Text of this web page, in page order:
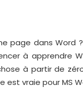
page dans Word
à apprendre
à partir de
est vraie pour MS